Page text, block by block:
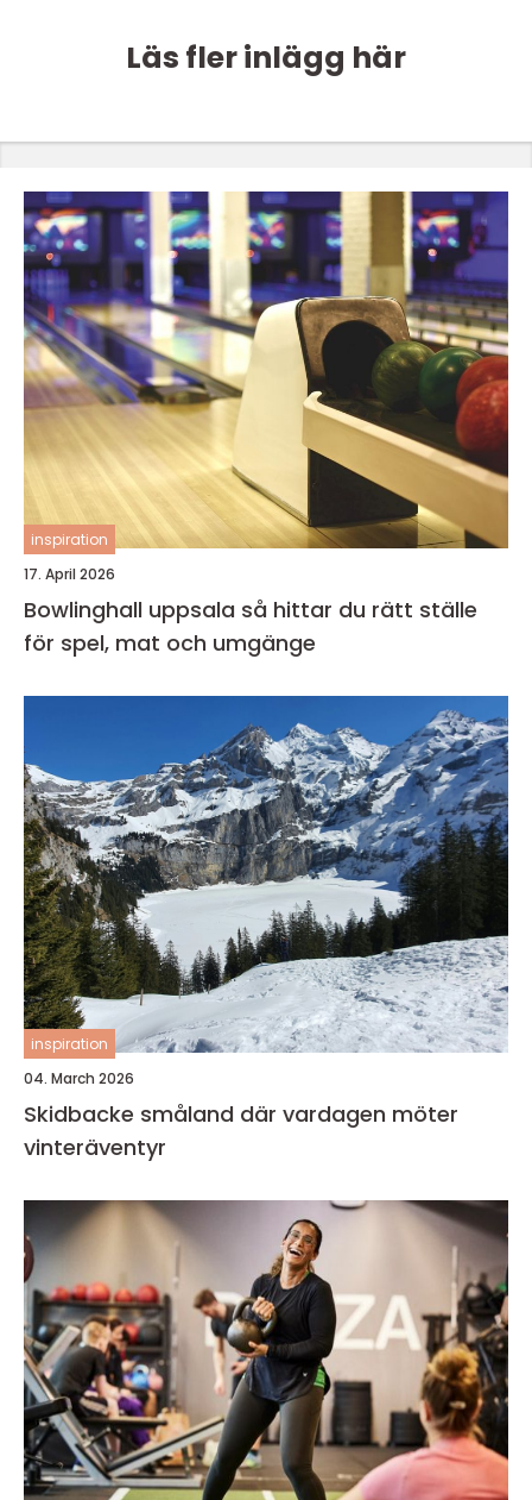
Läs fler inlägg här
inspiration
17. April 2026
Bowlinghall uppsala så hittar du rätt ställe
för spel, mat och umgänge
inspiration
04. March 2026
Skidbacke småland där vardagen möter
vinteräventyr